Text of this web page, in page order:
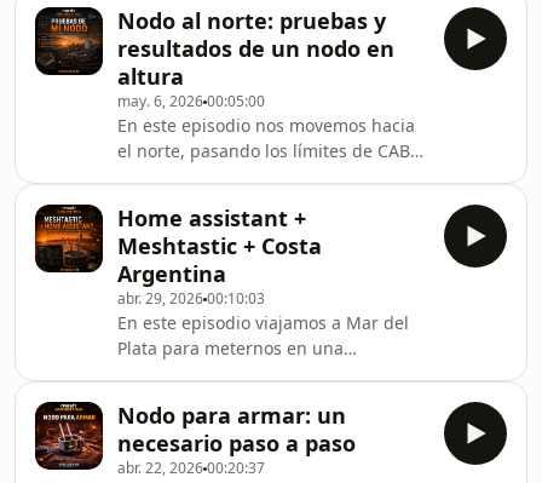
dinámica en las mesas, donde
convivieron personas con años de
traye
propuesta tan técnica como filosófica:
limitar el uso continuo de MQTT para
preservar la esencia original de la red
mesh.La idea es simple, pero abre un
debate enorme: si Meshtastic puede
funcionar completamente por
radiofrecuencia, ¿qué pasa cuando
dependemos perman
Nodo al norte: pruebas y
resultados de un nodo en
altura
may. 6, 202600:05:00
En este episodio nos movemos hacia
el norte, pasando los límites de CABA,
abre las puertas a su instalación,
detallando dónde está ubicado el
nodo, cómo fue montado y qué
decisiones tomó para optimizar
alcance, estabilidad y rendimiento.
Una mirada completa que conecta
territorio, hardware y experiencia.Un
episodio sobre prueb
Home assistant +
Meshtastic + Costa
Argentina
abr. 29, 202600:10:03
En este episodio viajamos a Mar del
Plata para meternos en una
Nuestro invitado nos cuenta cómo
logró unir la red mesh con su
ecosistema domótico, creando
Nodo para armar: un
necesario paso a paso
abr. 22, 202600:20:37